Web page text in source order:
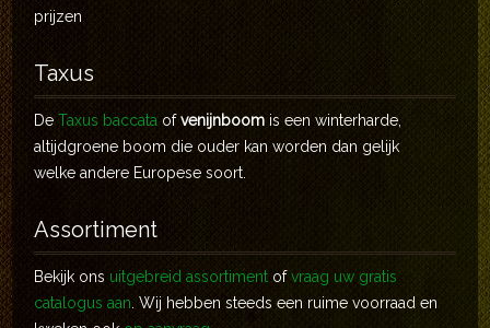
prijzen
Taxus
DeTaxus baccata ofvenijnboom is een winterharde,
altijdgroene boom die ouder kan worden dan gelijk
welke andere Europese soort.
Assortiment
Bekijk ons uitgebreid assortiment ofvraag uw gratis
catalogus aan . Wij hebben steeds een ruime voorraad en